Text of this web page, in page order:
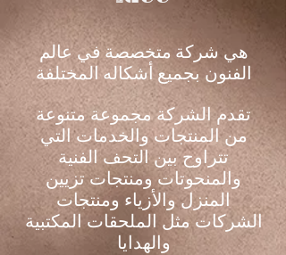
هي شركة متخصصةفي عالم
الفنون بجميع أشكالهالمختلفة
تقدم الشركة مجموعة متنوعة
من المنتجات والخدمات التي
تتراوح بين التحف الفنية
والمنحوتات ومنتجات تزيين
المنزل والأزياء ومنتجات
الشركات مثل الملحقات المكتبية
والهدايا